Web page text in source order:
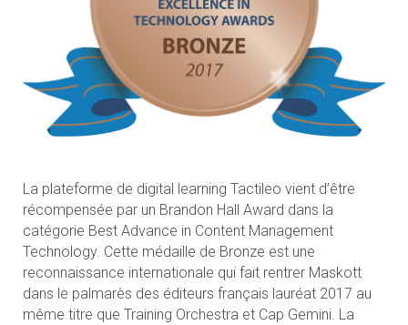
La plateforme de digital learning Tactileo vient d’être
récompensée par un Brandon Hall Award dans la
catégorie Best Advance in Content Management
Technology. Cette médaille de Bronze est une
reconnaissance internationale qui fait rentrer Maskott
dans le palmarès des éditeurs français lauréat 2017 au
même titre que Training Orchestra et Cap Gemini. La